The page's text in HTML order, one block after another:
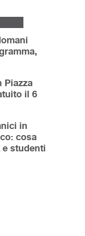
Piazza
il 6
in
cosa
e studenti